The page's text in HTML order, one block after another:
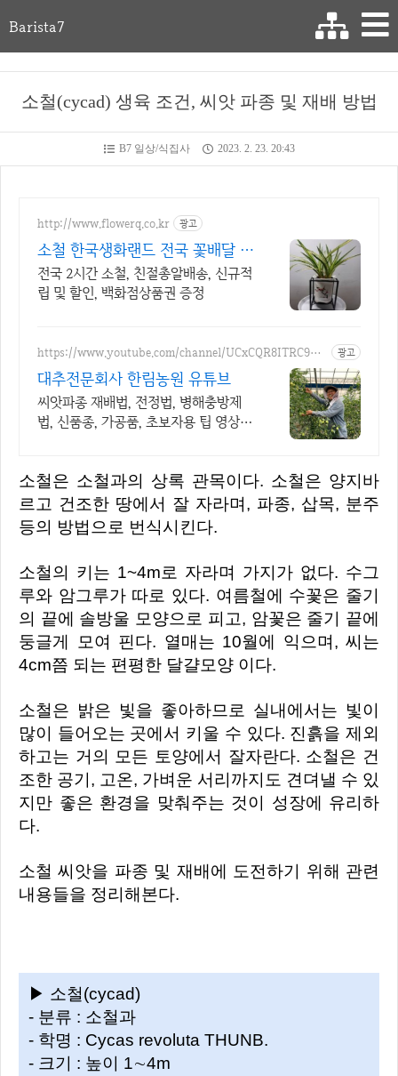
Barista7
소철(cycad) 생육 조건, 씨앗 파종 및 재배 방법
B7 일상/식집사 2023. 2. 23. 20:43
http://www.flowerq.co.kr 광고
소철 한국생화랜드 전국 꽃배달 2
시간배송
전국 2시간 소철, 친절총알배송, 신규적
립 및 할인, 백화점상품권 증정
https://www.youtube.com/channel/UCxCQR8ITRC9Ky
광고
대추전문회사 한림농원 유튜브
씨앗파종 재배법, 전정법, 병해충방제
법, 신품종, 가공품, 초보자용 팁 영상
소철은 소철과의 상록 관목이다. 소철은 양지바
르고 건조한 땅에서 잘 자라며, 파종, 삽목, 분주
등의 방법으로 번식시킨다.
소철의 키는 1~4m로 자라며 가지가 없다. 수그
루와 암그루가 따로 있다. 여름철에 수꽃은 줄기
의 끝에 솔방울 모양으로 피고, 암꽃은 줄기 끝에
둥글게 모여 핀다. 열매는 10월에 익으며, 씨는
4cm쯤 되는 편평한 달걀모양 이다.
소철은 밝은 빛을 좋아하므로 실내에서는 빛이
많이 들어오는 곳에서 키울 수 있다. 진흙을 제외
하고는 거의 모든 토양에서 잘자란다. 소철은 건
조한 공기, 고온, 가벼운 서리까지도 견뎌낼 수 있
지만 좋은 환경을 맞춰주는 것이 성장에 유리하
다.
소철 씨앗을 파종 및 재배에 도전하기 위해 관련
내용들을 정리해본다.
▶ 소철(cycad)
- 분류 : 소철과
- 학명 : Cycas revoluta THUNB.
- 크기 : 높이 1∼4m